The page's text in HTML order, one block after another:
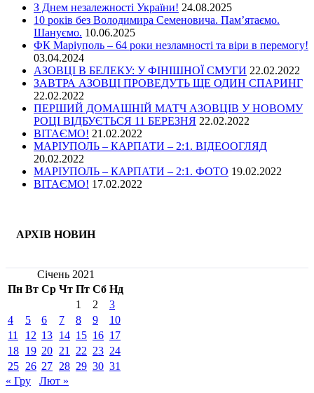
З Днем незалежності України! 24.08.2025
10 років без Володимира Семеновича. Пам’ятаємо.
Шануємо. 10.06.2025
ФК Маріуполь – 64 роки незламності та віри в перемогу!
03.04.2024
АЗОВЦІ В БЕЛЕКУ: У ФІНІШНОЇ СМУГИ 22.02.2022
ЗАВТРА АЗОВЦІ ПРОВЕДУТЬ ЩЕ ОДИН СПАРИНГ
22.02.2022
ПЕРШИЙ ДОМАШНІЙ МАТЧ АЗОВЦІВ У НОВОМУ
РОЦІ ВІДБУЄТЬСЯ 11 БЕРЕЗНЯ 22.02.2022
ВІТАЄМО! 21.02.2022
МАРІУПОЛЬ – КАРПАТИ – 2:1. ВІДЕООГЛЯД
20.02.2022
МАРІУПОЛЬ – КАРПАТИ – 2:1. ФОТО 19.02.2022
ВІТАЄМО! 17.02.2022
АРХІВ НОВИН
Січень 2021
Пн Вт Ср Чт Пт Сб Нд
1
2
3
4
5 6 7 8 9
10
11
12 13 14 15 16 17
18 19 20 21 22 23 24
25 26 27 28 29 30 31
« Гру
Лют »